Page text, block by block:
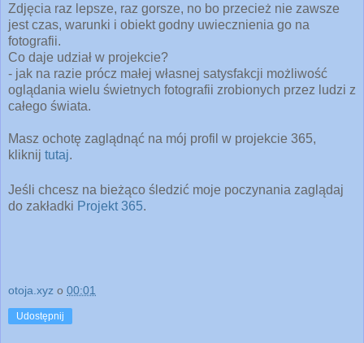
Zdjęcia raz lepsze, raz gorsze, no bo przecież nie zawsze
jest czas, warunki i obiekt godny uwiecznienia go na
fotografii.
Co daje udział w projekcie?
- jak na razie prócz małej własnej satysfakcji możliwość
oglądania wielu świetnych fotografii zrobionych przez ludzi z
całego świata.
Masz ochotę zaglądnąć na mój profil w projekcie 365,
kliknij tutaj.
Jeśli chcesz na bieżąco śledzić moje poczynania zaglądaj
do zakładki Projekt 365.
otoja.xyz o 00:01
Udostępnij